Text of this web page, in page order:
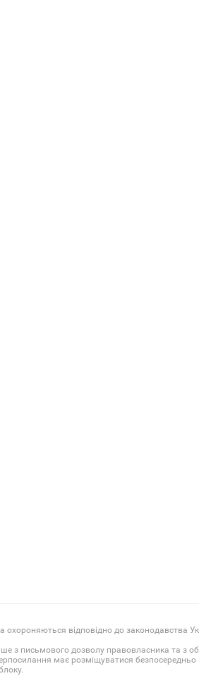
охороняються відповідно до законодавства
з письмового дозволу правовласника та з
має розміщуватися безпосередньо